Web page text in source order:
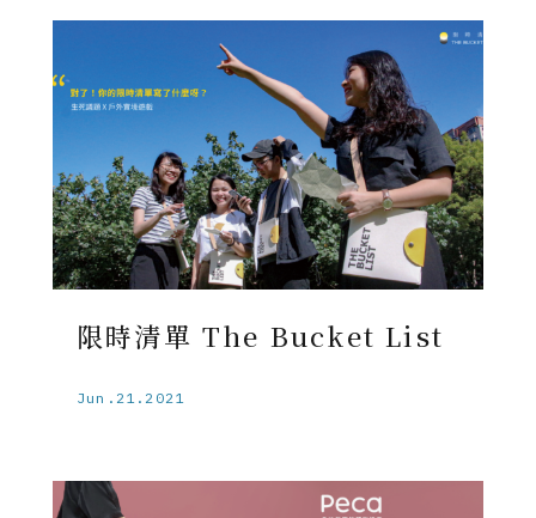
限時清單 The Bucket List
Jun.21.2021